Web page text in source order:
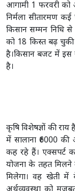
आगामी 1 फरवरी को
निर्मला सीतारमण
किसान सम्मन निधि
को 18 किस्त बढ़
है।किसान बजट में इस
है।
कृषि विशेषज्ञों की
में सालाना ₹6000
कह रहे हैं। एक्सपर्ट
योजना के तहत मिलने
मिलेगा। वह खेती